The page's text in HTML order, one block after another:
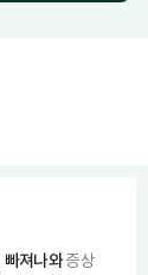
빠져나와증상